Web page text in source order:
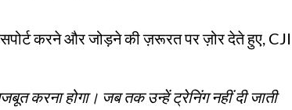
करने और जोड़ने की ज़रूरत पर ज़ोर देते हुए, CJI
करना होगा। जब तक उन्हें ट्रेनिंग नहीं दी जाती